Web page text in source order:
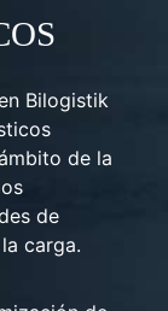
Bilogistik
de la
de
carga.